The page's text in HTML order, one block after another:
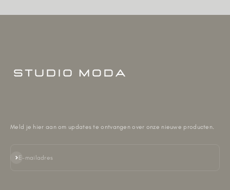
Meld je hier aan om updates te ontvangen over onze nieuwe producten.
E-mailadres
Abonneren